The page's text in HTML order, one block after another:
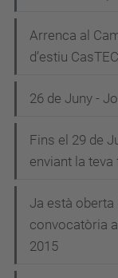
Arrenca al
d’estiu
26 de Juny -
Fins el 29 de
enviant la teva
Ja està oberta
convocatòria
2015